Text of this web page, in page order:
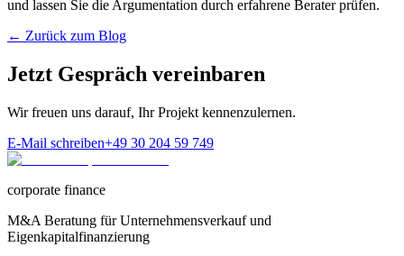
und lassen Sie die Argumentation durch erfahrene Berater prüfen.
← Zurück zum Blog
Jetzt Gespräch vereinbaren
Wir freuen uns darauf, Ihr Projekt kennenzulernen.
E-Mail schreiben+49 30 204 59 749
corporate finance
M&A Beratung für Unternehmensverkauf und
Eigenkapitalfinanzierung